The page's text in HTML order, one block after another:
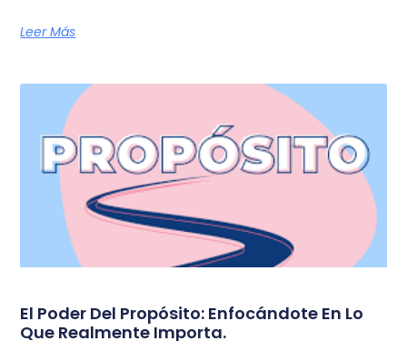
Leer Más
El Poder Del Propósito: Enfocándote En Lo
Que Realmente Importa.